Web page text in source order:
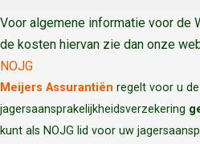
Voor algemene informatie voor de
de kosten hiervan zie dan onze
NOJG
Meijers Assurantiën regelt voor u de
jagersaansprakelijkheidsverzekering
kunt als NOJG lid voor uw